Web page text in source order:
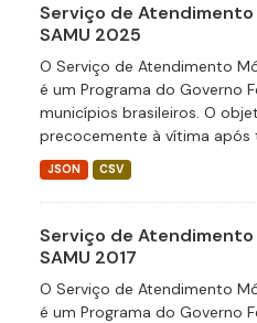
Serviço de
SAMU 2025
O Serviço de Atendimento
é um Programa do Governo
municípios brasileiros. O
precocemente à vítima após
JSON CSV
Serviço de
SAMU 2017
O Serviço de Atendimento
é um Programa do Governo